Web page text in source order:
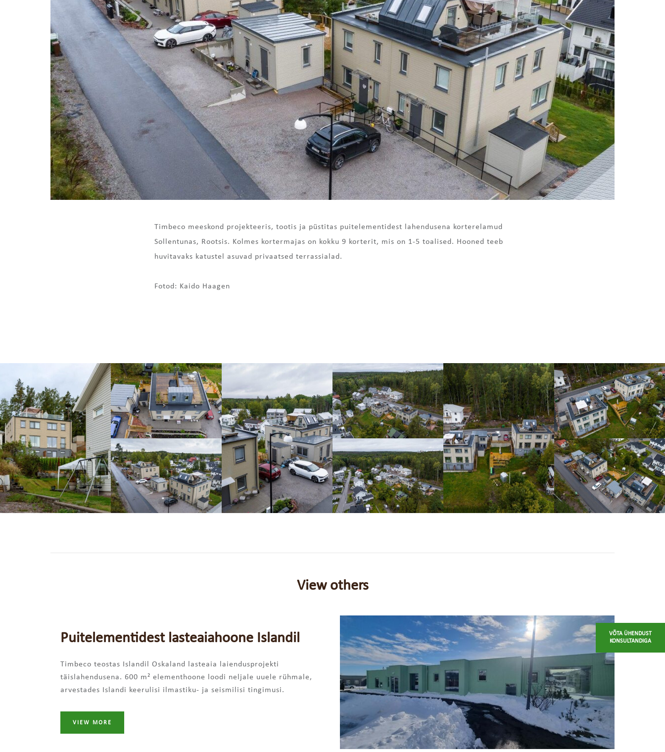
VÕTA ÜHENDUST
KONSULTANDIGA
Timbeco meeskond projekteeris, tootis ja püstitas puitelementidest lahendusena korterelamud
Sollentunas, Rootsis. Kolmes kortermajas on kokku 9 korterit, mis on 1-5 toalised. Hooned teeb
huvitavaks katustel asuvad privaatsed terrassialad.
Fotod: Kaido Haagen
View others
Puitelementidest lasteaiahoone Islandil
Timbeco teostas Islandil Oskaland lasteaia laiendusprojekti
täislahendusena. 600 m² elementhoone loodi neljale uuele rühmale,
arvestades Islandi keerulisi ilmastiku- ja seismilisi tingimusi.
VIEW MORE